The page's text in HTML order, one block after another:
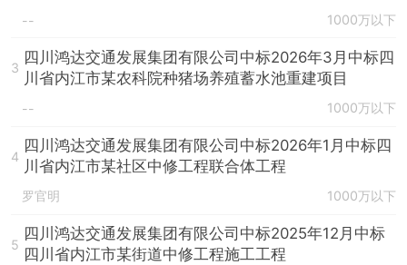
-- 1000万以下
3
四川鸿达交通发展集团有限公司中标2026年3月中标四
川省内江市某农科院种猪场养殖蓄水池重建项目
-- 1000万以下
4
四川鸿达交通发展集团有限公司中标2026年1月中标四
川省内江市某社区中修工程联合体工程
罗官明 1000万以下
5
四川鸿达交通发展集团有限公司中标2025年12月中标
四川省内江市某街道中修工程施工工程